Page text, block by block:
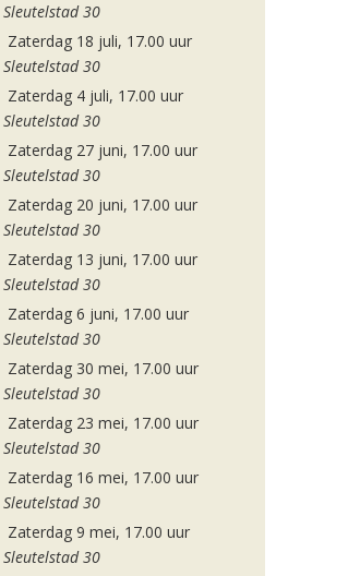
Sleutelstad 30
Zaterdag 18 juli, 17.00 uur
Sleutelstad 30
Zaterdag 4 juli, 17.00 uur
Sleutelstad 30
Zaterdag 27 juni, 17.00 uur
Sleutelstad 30
Zaterdag 20 juni, 17.00 uur
Sleutelstad 30
Zaterdag 13 juni, 17.00 uur
Sleutelstad 30
Zaterdag 6 juni, 17.00 uur
Sleutelstad 30
Zaterdag 30 mei, 17.00 uur
Sleutelstad 30
Zaterdag 23 mei, 17.00 uur
Sleutelstad 30
Zaterdag 16 mei, 17.00 uur
Sleutelstad 30
Zaterdag 9 mei, 17.00 uur
Sleutelstad 30